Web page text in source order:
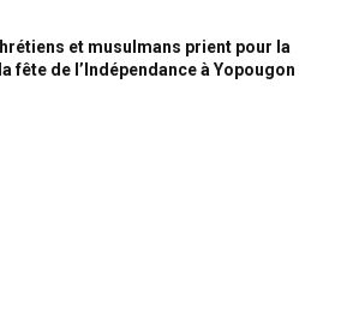
et musulmans prient pour la
fête de l’Indépendance à Yopougon